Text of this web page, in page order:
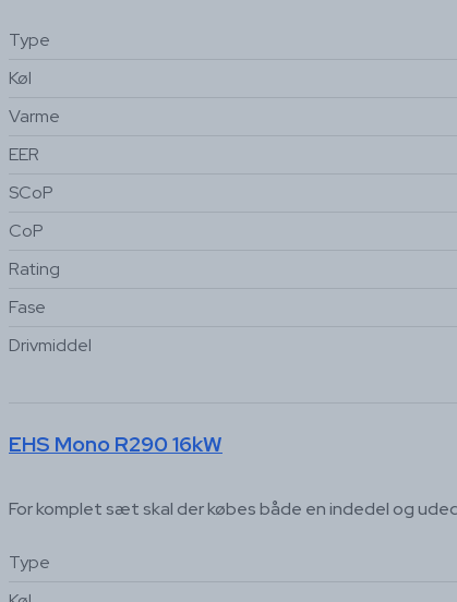
Type
Køl
Varme
EER
SCoP
CoP
Rating
Fase
Drivmiddel
EHS Mono R290 16kW
For komplet sæt skal der købes både en indedel og
Type